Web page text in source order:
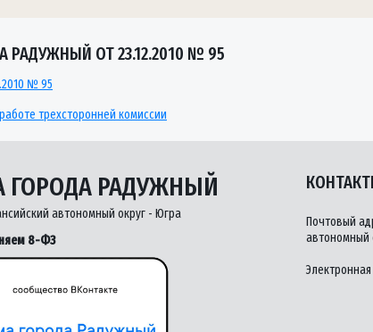
ОТ 23.12.2010 № 95
№ 95
трехсторонней комиссии
ГОРОДА РАДУЖНЫЙ
автономный округ - Югра
8-ФЗ
Почтовый
автономный